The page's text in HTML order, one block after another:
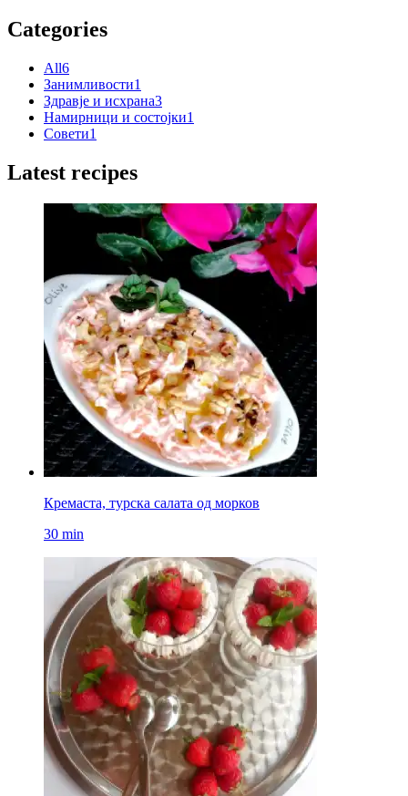
Categories
All6
Занимливости1
Здравје и исхрана3
Намирници и состојки1
Совети1
Latest recipes
Кремаста, турска салата од морков
30 min